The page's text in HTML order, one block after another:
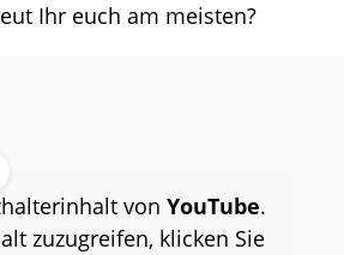
Ihr euch am meisten?
von YouTube.
zuzugreifen, klicken Sie